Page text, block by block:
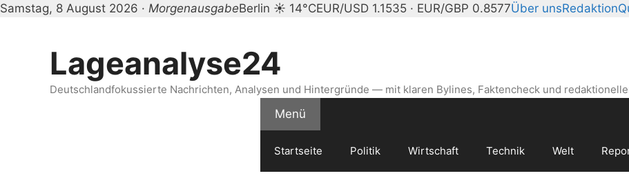
Samstag, 8 August 2026 · MorgenausgabeBerlin ☀ 14°CEUR/USD 1.1535 · EUR/GBP 0.8577Über unsRedaktion
Lageanalyse24
Deutschlandfokussierte Nachrichten, Analysen und Hintergründe — mit klaren Bylines, Faktencheck und
Menü
Startseite Politik Wirtschaft Technik Welt